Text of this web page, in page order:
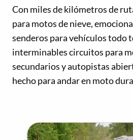
Con miles de kilómetros de
para motos de nieve,
senderos para vehículos todo
interminables circuitos para
secundarios y autopistas
hecho para andar en moto